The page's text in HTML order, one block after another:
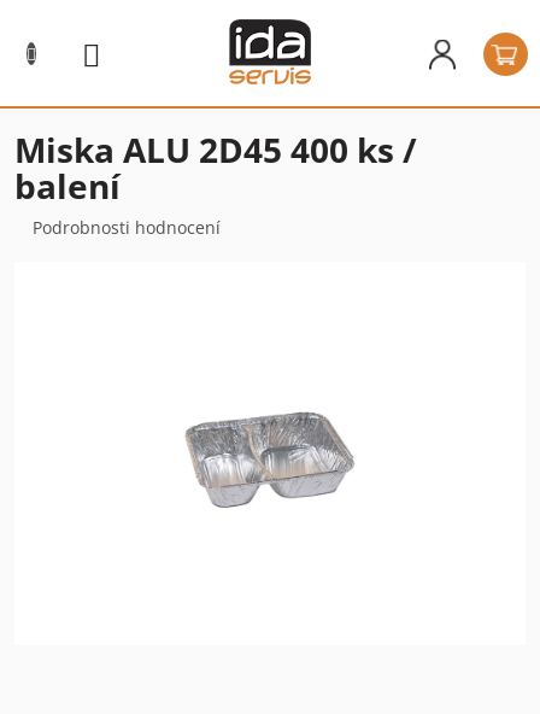
obsah
Miska ALU 2D45 400 ks /
balení
Průměrné
Podrobnosti hodnocení